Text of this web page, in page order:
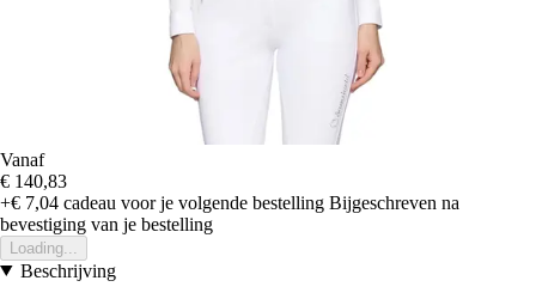
Vanaf
€ 140,83
+€ 7,04 cadeau voor je volgende bestelling Bijgeschreven na
bevestiging van je bestelling
Loading...
Beschrijving